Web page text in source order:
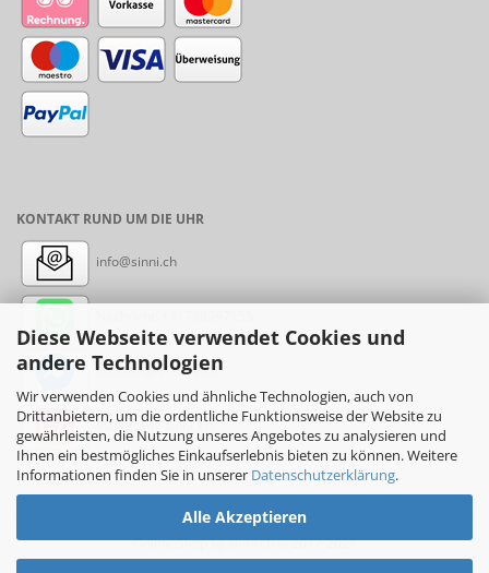
Diese Webseite verwendet Cookies und
andere Technologien
Wir verwenden Cookies und ähnliche Technologien, auch von
Drittanbietern, um die ordentliche Funktionsweise der Website zu
gewährleisten, die Nutzung unseres Angebotes zu analysieren und
Ihnen ein bestmögliches Einkaufserlebnis bieten zu können. Weitere
Informationen finden Sie in unserer Datenschutzerklärung.
Alle Akzeptieren
KONTAKT RUND UM DIE UHR
info@sinni.ch
Messenger: sinni.ch
Instagram: sinni_ch
Online-Shopby sinni.ch © 2017-2026